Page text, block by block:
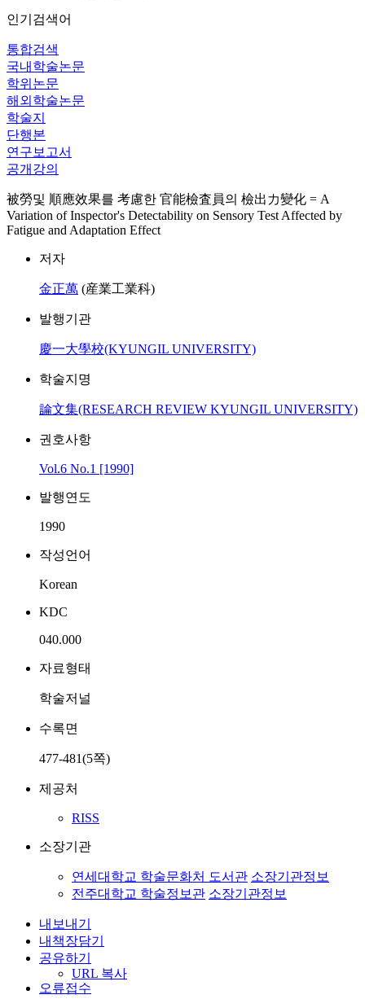
인기검색어
통합검색
국내학술논문
학위논문
해외학술논문
학술지
단행본
연구보고서
공개강의
被勞및 順應效果를 考慮한 官能檢査員의 檢出力變化 = A
Variation of Inspector's Detectability on Sensory Test Affected by
Fatigue and Adaptation Effect
저자
金正萬 (産業工業科)
발행기관
慶一大學校(KYUNGIL UNIVERSITY)
학술지명
論文集(RESEARCH REVIEW KYUNGIL UNIVERSITY)
권호사항
Vol.6 No.1 [1990]
발행연도
1990
작성언어
Korean
KDC
040.000
자료형태
학술저널
수록면
477-481(5쪽)
제공처
RISS
소장기관
연세대학교 학술문화처 도서관 소장기관정보
전주대학교 학술정보관 소장기관정보
내보내기
내책장담기
공유하기
URL 복사
오류접수